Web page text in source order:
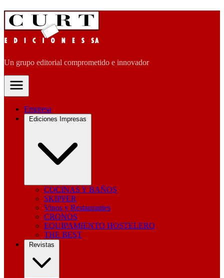
Un grupo editorial comprometido e innovador
Empresa
Ediciones Impresas
COCINAS Y BAÑOS
SKIPPER
Vinos y Restaurantes
CRONOS
EQUIPAMIENTO HOSTELERO
THE BEST
Revistas